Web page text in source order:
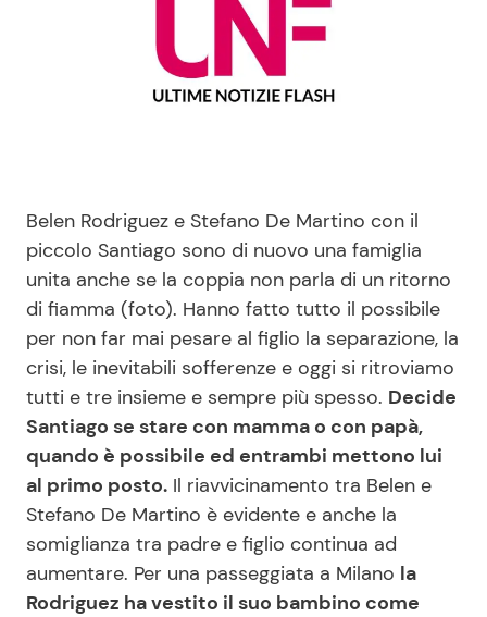
Mondo Mamma
News benessere
Salute
Viaggi e Turismo
Festività
Cucina e Ricette
Consigli di Cucina
Le Ricette in TV
Primi Piatti
Ricette Facili e Veloci
Ricette Feste
Ricette per Bambini
Seguici
Belen Rodriguez e Stefano De Martino con il
piccolo Santiago sono di nuovo una famiglia
unita anche se la coppia non parla di un ritorno
di fiamma (foto). Hanno fatto tutto il possibile
per non far mai pesare al figlio la separazione, la
crisi, le inevitabili sofferenze e oggi si ritroviamo
tutti e tre insieme e sempre più spesso. Decide
Santiago se stare con mamma o con papà,
quando è possibile ed entrambi mettono lui
al primo posto. Il riavvicinamento tra Belen e
Stefano De Martino è evidente e anche la
somiglianza tra padre e figlio continua ad
aumentare. Per una passeggiata a Milano la
Rodriguez ha vestito il suo bambino come